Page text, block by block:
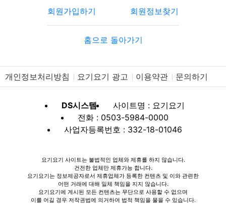
회원가입하기 회원정보찾기
홈으로 돌아가기
개인정보처리방침 요기요기 광고 이용약관 문의하기
DS시스템
사이트명 : 요기요기
전화 : 0503-5984-0000
사업자등록번호 : 332-18-01046
요기요기 사이트는 불법적인 업체와 제휴를 하지 않습니다.
건전한 업체만 제휴가능 합니다.
요기요기는 정보제공자로서 제휴업체가 등록한 컨텐츠 및 이와 관련한
어떤 거래에 대해 일체 책임을 지지 않습니다.
요기요기에 게시된 모든 컨텐츠는 무단으로 사용할 수 없으며
이를 어길 경우 저작권법에 의거하여 법적 책임을 물을 수 있습니다.